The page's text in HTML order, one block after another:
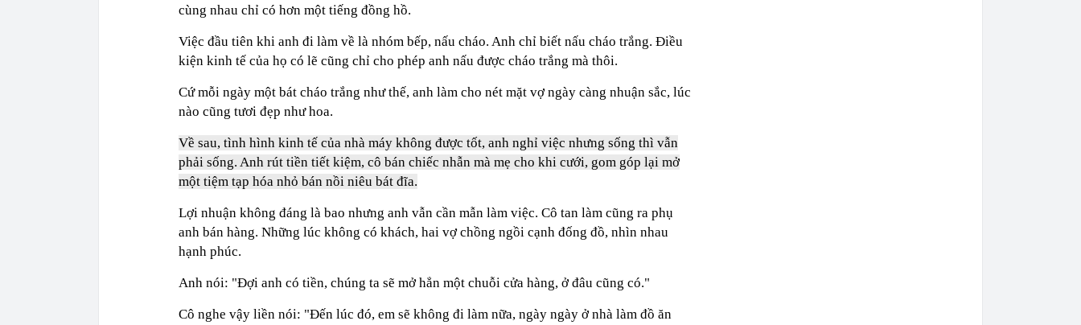
cùng nhau chỉ có hơn một tiếng đồng hồ.
Việc đầu tiên khi anh đi làm về là nhóm bếp, nấu cháo. Anh chỉ biết nấu cháo trắng. Điều
kiện kinh tế của họ có lẽ cũng chỉ cho phép anh nấu được cháo trắng mà thôi.
Cứ mỗi ngày một bát cháo trắng như thế, anh làm cho nét mặt vợ ngày càng nhuận sắc, lúc
nào cũng tươi đẹp như hoa.
Về sau, tình hình kinh tế của nhà máy không được tốt, anh nghỉ việc nhưng sống thì vẫn
phải sống. Anh rút tiền tiết kiệm, cô bán chiếc nhẫn mà mẹ cho khi cưới, gom góp lại mở
một tiệm tạp hóa nhỏ bán nồi niêu bát đĩa.
Lợi nhuận không đáng là bao nhưng anh vẫn cần mẫn làm việc. Cô tan làm cũng ra phụ
anh bán hàng. Những lúc không có khách, hai vợ chồng ngồi cạnh đống đồ, nhìn nhau
hạnh phúc.
Anh nói: "Đợi anh có tiền, chúng ta sẽ mở hẳn một chuỗi cửa hàng, ở đâu cũng có."
Cô nghe vậy liền nói: "Đến lúc đó, em sẽ không đi làm nữa, ngày ngày ở nhà làm đồ ăn